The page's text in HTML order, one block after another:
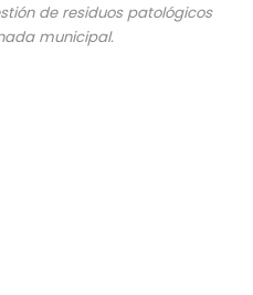
de residuos patológicos
municipal.